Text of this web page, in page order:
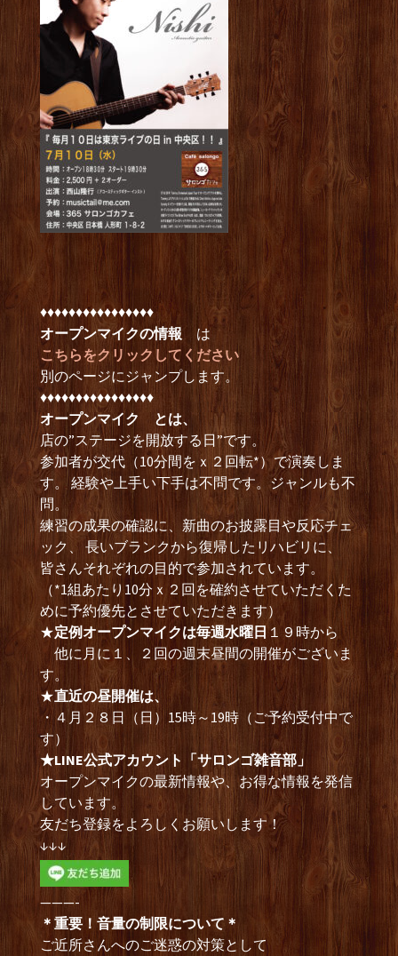
♦︎♦︎♦︎♦︎♦︎♦︎♦︎♦︎♦︎♦︎♦︎♦︎♦︎♦︎♦︎♦︎
オープンマイクの情報 は
こちらをクリックしてください
別のページにジャンプします。
♦︎♦︎♦︎♦︎♦︎♦︎♦︎♦︎♦︎♦︎♦︎♦︎♦︎♦︎♦︎♦︎
オープンマイク とは、
店の”ステージを開放する日”です。
参加者が交代（10分間をｘ２回転*）で演奏しま
す。 経験や上手い下手は不問です。ジャンルも不
問。
練習の成果の確認に、新曲のお披露目や反応チェ
ック、 長いブランクから復帰したリハビリに、
皆さんそれぞれの目的で参加されています。
（*1組あたり10分ｘ２回を確約させていただくた
めに予約優先とさせていただきます）
★定例オープンマイクは毎週水曜日 １９時から
他に月に１、２回の週末昼間の開催がございま
す。
★直近の昼開催は、
・４月２８日（日）15時～19時（ご予約受付中で
す）
★LINE公式アカウント「サロンゴ雑音部」
オープンマイクの最新情報や、お得な情報を発信
しています。
友だち登録をよろしくお願いします！
↓↓↓
———-
＊重要！音量の制限について＊
ご近所さんへのご迷惑の対策として